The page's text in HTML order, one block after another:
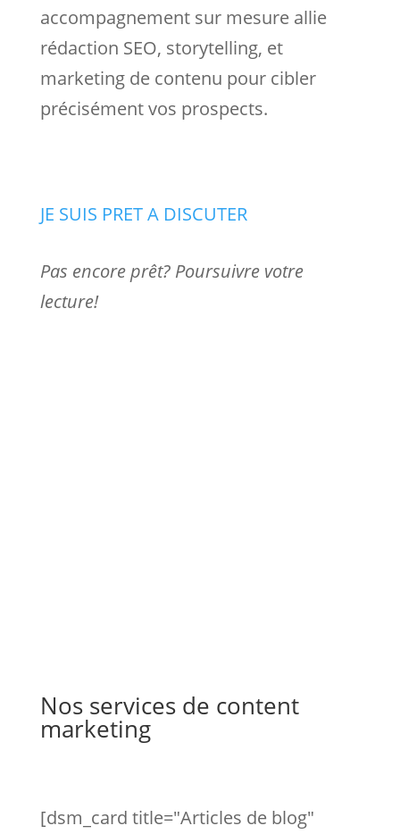
accompagnement sur mesure allie
rédaction SEO, storytelling, et
marketing de contenu pour cibler
précisément vos prospects.
JE SUIS PRET A DISCUTER
Pas encore prêt? Poursuivre votre
lecture!
Nos services de content
marketing
[dsm_card title="Articles de blog"